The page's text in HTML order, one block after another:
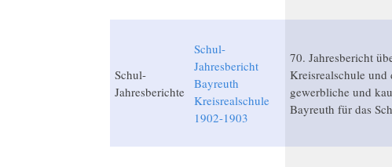
Schul-
Jahresberichte
Schul-
Jahresbericht
Bayreuth
Kreisrealschule
1902-1903
70. Jahresbericht
Kreisrealschule und
gewerbliche und
Bayreuth für das